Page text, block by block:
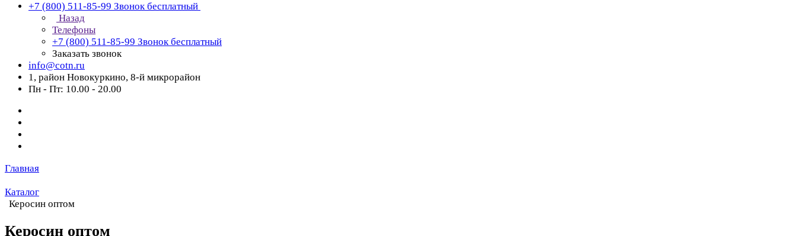
+7 (800) 511-85-99 Звонок бесплатный
Назад
Телефоны
+7 (800) 511-85-99 Звонок бесплатный
Заказать звонок
info@cotn.ru
1, район Новокуркино, 8-й микрорайон
Пн - Пт: 10.00 - 20.00
Главная
Каталог
Керосин оптом
Керосин оптом